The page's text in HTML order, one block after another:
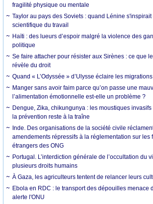
fragilité physique ou mentale
Taylor au pays des Soviets : quand Lénine
scientifique du travail
Haïti : des lueurs d’espoir malgré la violence des
politique
Se faire attacher pour résister aux Sirènes : ce que
révèle du droit
Quand « L’Odyssée » d’Ulysse éclaire les
Manger sans avoir faim parce qu’on passe une
l’alimentation émotionnelle est-elle un problème ?
Dengue, Zika, chikungunya : les moustiques
la prévention reste à la traîne
Inde. Des organisations de la société civile
amendements répressifs à la réglementation sur les
étrangers des ONG
Portugal. L’interdiction générale de l’occultation du
plusieurs droits humains
À Gaza, les agriculteurs tentent de relancer leurs
Ebola en RDC : le transport des dépouilles menace
alerte l'ONU